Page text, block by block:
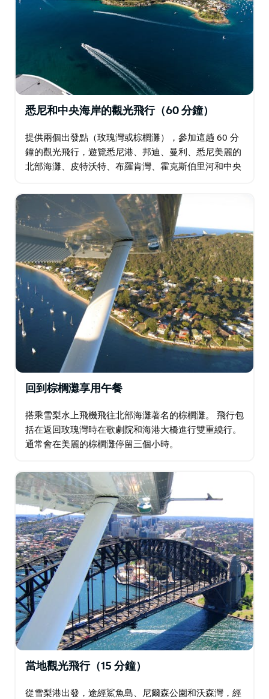
悉尼和中央海岸的觀光飛行（60 分鐘）
提供兩個出發點（玫瑰灣或棕櫚灘），參加這趟 60 分
鐘的觀光飛行，遊覽悉尼港、邦迪、曼利、悉尼美麗的
北部海灘、皮特沃特、布羅肯灣、霍克斯伯里河和中央
行，然後返回您的原始出發點。
回到棕櫚灘享用午餐
搭乘雪梨水上飛機飛往北部海灘著名的棕櫚灘。 飛行包
括在返回玫瑰灣時在歌劇院和海港大橋進行雙重繞行。
通常會在美麗的棕櫚灘停留三個小時。
當地觀光飛行（15 分鐘）
從雪梨港出發，途經鯊魚島、尼爾森公園和沃森灣，經